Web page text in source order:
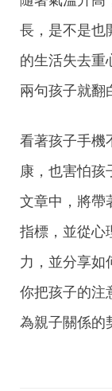
長，是不是也
的生活失去重
兩句孩子就翻
看著孩子手機
康，也害怕孩
文章中，將帶
指標，並從心
力，並分享如
你把孩子的注
為親子關係的